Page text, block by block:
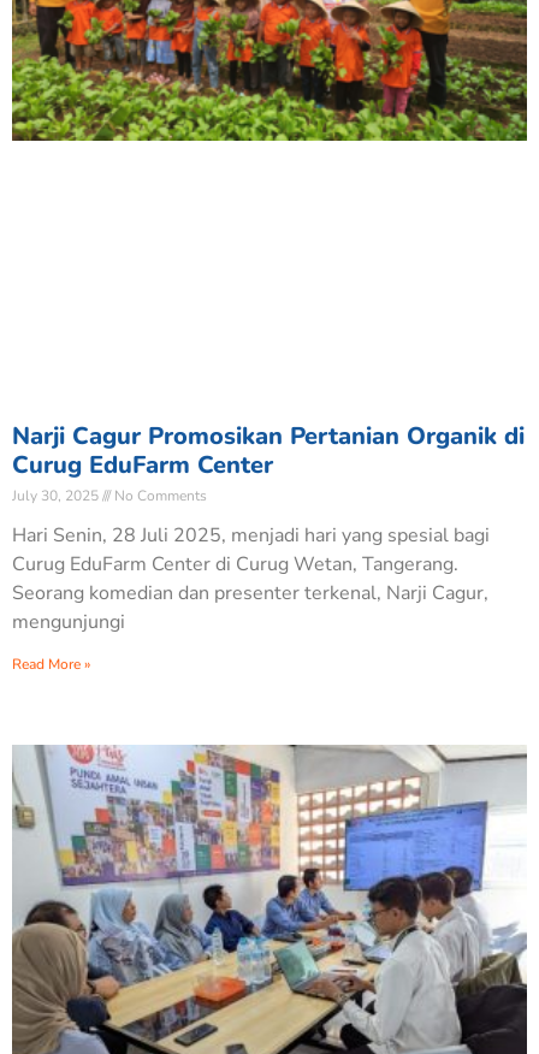
Narji Cagur Promosikan Pertanian Organik di
Curug EduFarm Center
July 30, 2025 No Comments
Hari Senin, 28 Juli 2025, menjadi hari yang spesial bagi
Curug EduFarm Center di Curug Wetan, Tangerang.
Seorang komedian dan presenter terkenal, Narji Cagur,
mengunjungi
Read More »